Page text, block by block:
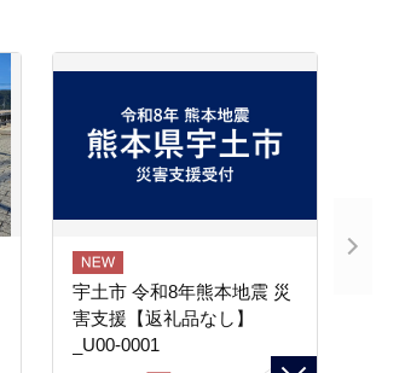
宇土市 令和8年熊本地震 災
害支援【返礼品なし】
_U00-0001